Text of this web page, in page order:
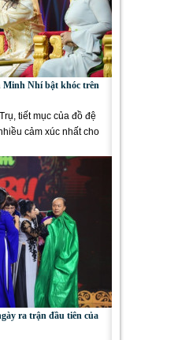
Nhí bật khóc trên
tiết mục của đồ đệ
cảm xúc nhất cho
ra trận đầu tiên của